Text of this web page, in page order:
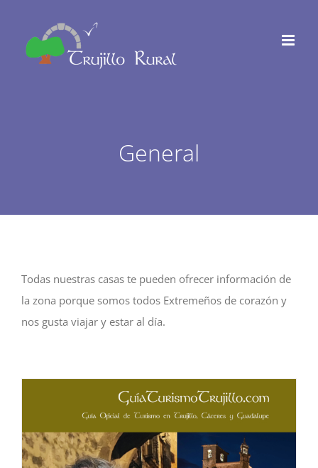
contenido
General
Todas nuestras casas te pueden ofrecer información de
la zona porque somos todos Extremeños de corazón y
nos gusta viajar y estar al día.